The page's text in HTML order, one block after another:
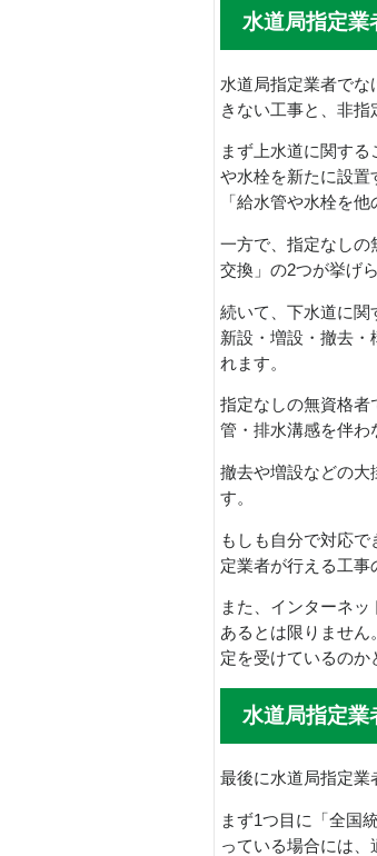
水道局指定業
水道局指定業者で
きない工事と、非指
まず上水道に関す
や水栓を新たに設置
「給水管や水栓を
一方で、指定なしの
交換」の2つが挙げ
続いて、下水道に関
新設・増設・撤去・
れます。
指定なしの無資格者
管・排水溝感を伴わ
撤去や増設などの大
す。
もしも自分で対応
定業者が行える工事
また、インターネ
あるとは限りませ
定を受けているのか
水道局指定業
最後に水道局指定業
まず1つ目に「全国
っている場合には